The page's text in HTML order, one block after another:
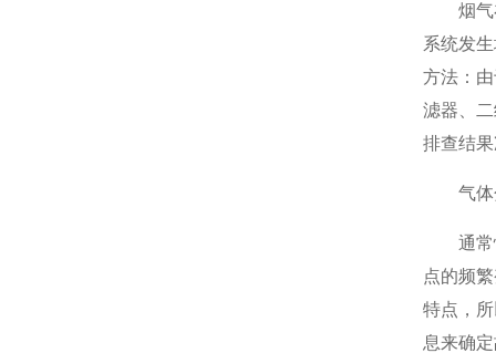
烟气在
系统发
方法：
滤器、
排查结
气体
通常情
点的频
特点，
息来确